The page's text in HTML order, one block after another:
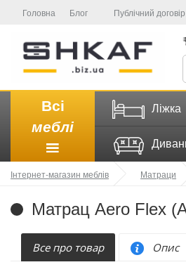
Головна Блог Публічний договір
Всі
меблі
Ліжка
Інтернет-магазин меблів Матраци
Матрац Aero Flex
Все про товар Опис